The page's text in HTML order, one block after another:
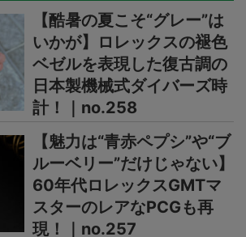
【酷暑の夏こそ“グレー”は
いかが】ロレックスの褪色
ベゼルを表現した復古調の
日本製機械式ダイバーズ時
計！｜no.258
【魅力は“青赤ペプシ”や“ブ
ルーベリー”だけじゃない】
60年代ロレックスGMTマ
スターのレアなPCGも再
現！｜no.257